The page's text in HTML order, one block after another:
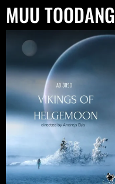
MUU TOODANG